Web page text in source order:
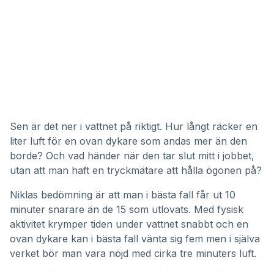
Sen är det ner i vattnet på riktigt. Hur långt räcker en
liter luft för en ovan dykare som andas mer än den
borde? Och vad händer när den tar slut mitt i jobbet,
utan att man haft en tryckmätare att hålla ögonen på?
Niklas bedömning är att man i bästa fall får ut 10
minuter snarare än de 15 som utlovats. Med fysisk
aktivitet krymper tiden under vattnet snabbt och en
ovan dykare kan i bästa fall vänta sig fem men i själva
verket bör man vara nöjd med cirka tre minuters luft.